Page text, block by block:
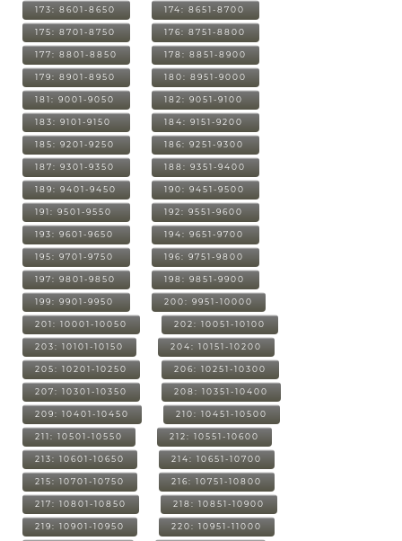
173: 8601-8650 174: 8651-8700
175: 8701-8750 176: 8751-8800
177: 8801-8850 178: 8851-8900
179: 8901-8950 180: 8951-9000
181: 9001-9050 182: 9051-9100
183: 9101-9150 184: 9151-9200
185: 9201-9250 186: 9251-9300
187: 9301-9350 188: 9351-9400
189: 9401-9450 190: 9451-9500
191: 9501-9550 192: 9551-9600
193: 9601-9650 194: 9651-9700
195: 9701-9750 196: 9751-9800
197: 9801-9850 198: 9851-9900
199: 9901-9950 200: 9951-10000
201: 10001-10050 202: 10051-10100
203: 10101-10150 204: 10151-10200
205: 10201-10250 206: 10251-10300
207: 10301-10350 208: 10351-10400
209: 10401-10450 210: 10451-10500
211: 10501-10550 212: 10551-10600
213: 10601-10650 214: 10651-10700
215: 10701-10750 216: 10751-10800
217: 10801-10850 218: 10851-10900
219: 10901-10950 220: 10951-11000